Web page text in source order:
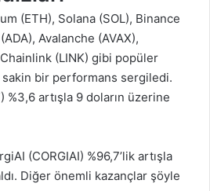
(ETH), Solana (SOL), Binance
Avalanche (AVAX),
(LINK) gibi popüler
bir performans sergiledi.
%3,6 artışla 9 doların üzerine
(CORGIAI) %96,7’lik artışla
Diğer önemli kazançlar şöyle